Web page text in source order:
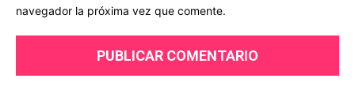
navegador la próxima vez que comente.